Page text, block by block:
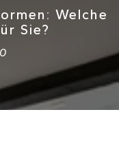
Welche
Sie?